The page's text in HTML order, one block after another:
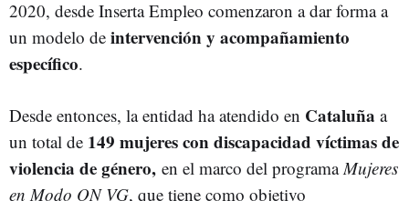
2020, desde Inserta Empleo comenzaron a dar forma a
un modelo de intervención y acompañamiento
específico.
Desde entonces, la entidad ha atendido en Cataluña a
un total de 149 mujeres con discapacidad víctimas de
violencia de género, en el marco del programa Mujeres
en Modo ON VG, que tiene como objetivo